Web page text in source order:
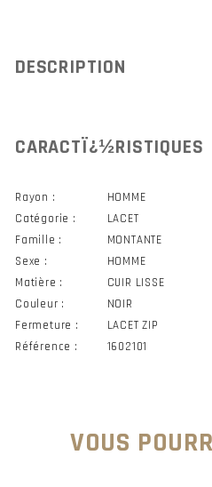
DESCRIPTION
CARACTÏ¿½RISTIQUES
Rayon :
HOMME
Catégorie :
LACET
Famille :
MONTANTE
Sexe :
HOMME
Matière :
CUIR LISSE
Couleur :
NOIR
Fermeture :
LACET ZIP
Référence :
1602101
VOUS